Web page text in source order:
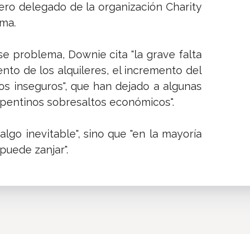
delegado de la organización Charity
problema, Downie cita "la grave falta
de los alquileres, el incremento del
inseguros", que han dejado a algunas
sobresaltos económicos".
inevitable", sino que "en la mayoría
zanjar".